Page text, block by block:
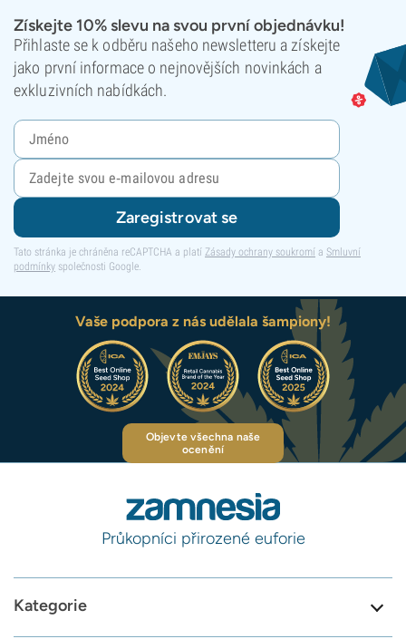
Získejte 10% slevu na svou první objednávku!
Přihlaste se k odběru našeho newsletteru a získejte
jako první informace o nejnovějších novinkách a
exkluzivních nabídkách.
Zaregistrovat se
Tato stránka je chráněna reCAPTCHA a platí Zásady ochrany soukromí a Smluvní
podmínky společnosti Google.
Vaše podpora z nás udělala šampiony!
Objevte všechna naše
ocenění
Průkopníci přirozené euforie
Kategorie